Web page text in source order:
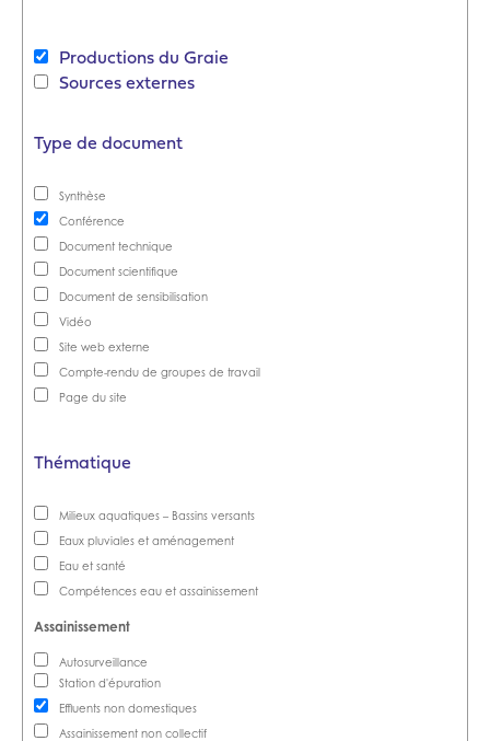
Productions du Graie
Sources externes
Type de document
Synthèse
Conférence
Document technique
Document scientifique
Document de sensibilisation
Vidéo
Site web externe
Compte-rendu de groupes de travail
Page du site
Thématique
Milieux aquatiques – Bassins versants
Eaux pluviales et aménagement
Eau et santé
Compétences eau et assainissement
Autosurveillance
Station d'épuration
Effluents non domestiques
Assainissement non collectif